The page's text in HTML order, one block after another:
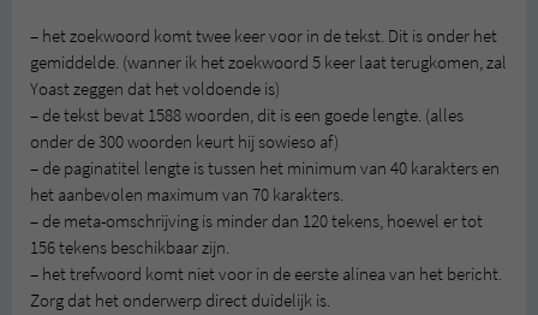
– het zoekwoord komt twee keer voor in de tekst. Dit is onder het
gemiddelde. (wanner ik het zoekwoord 5 keer laat terugkomen, zal
Yoast zeggen dat het voldoende is)
– de tekst bevat 1588 woorden, dit is een goede lengte. (alles
onder de 300 woorden keurt hij sowieso af)
– de paginatitel lengte is tussen het minimum van 40 karakters en
het aanbevolen maximum van 70 karakters.
– de meta-omschrijving is minder dan 120 tekens, hoewel er tot
156 tekens beschikbaar zijn.
– het trefwoord komt niet voor in de eerste alinea van het bericht.
Zorg dat het onderwerp direct duidelijk is.